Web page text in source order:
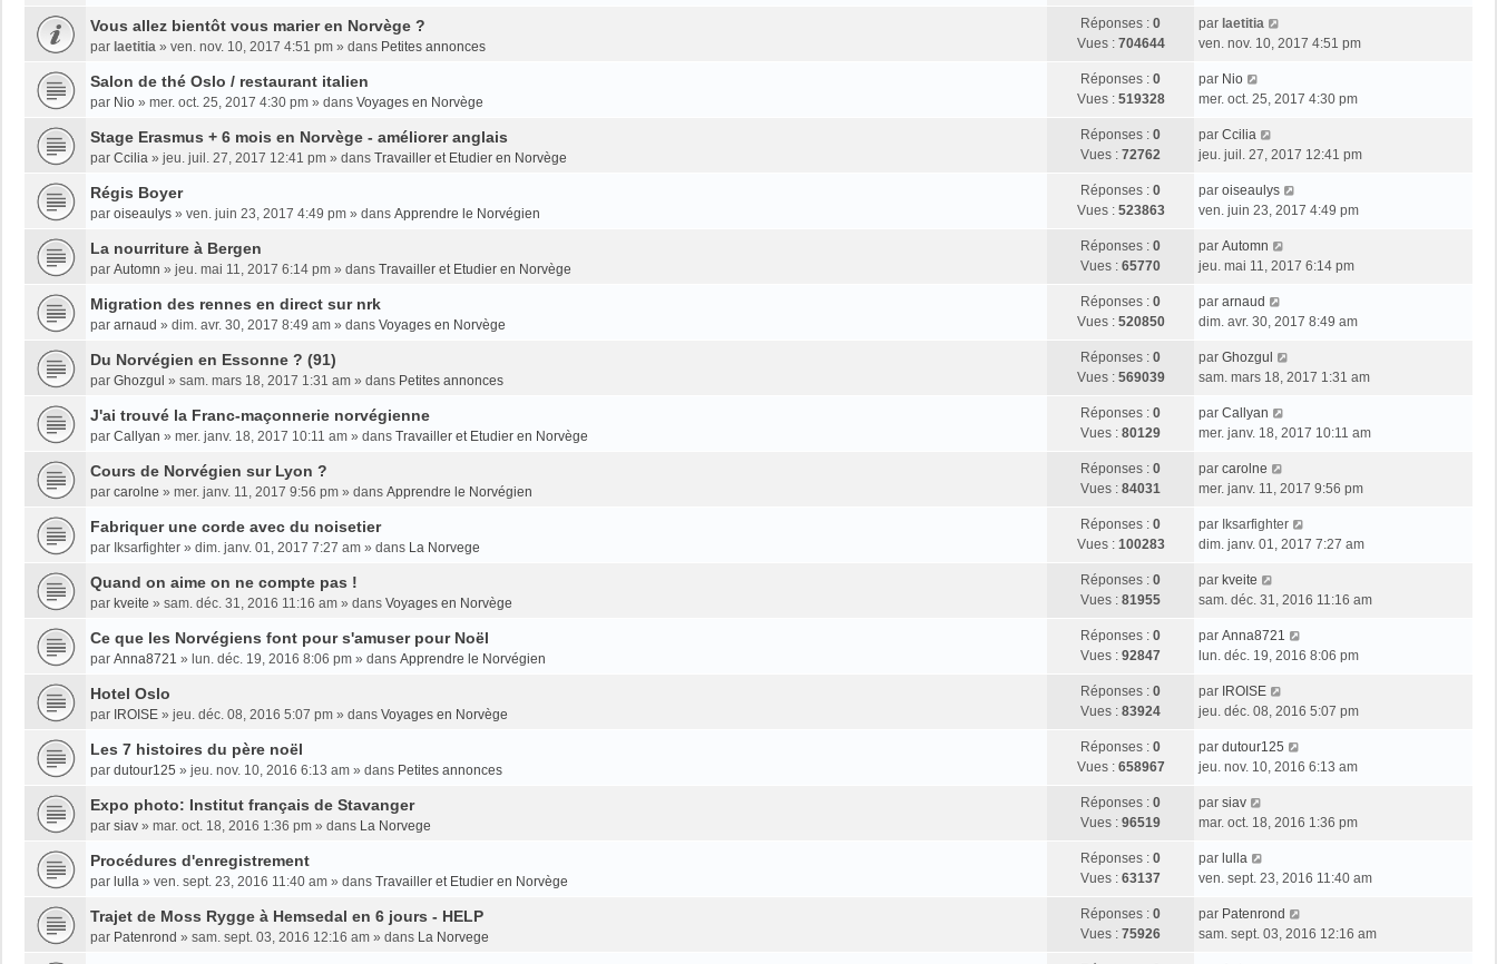
Vous allez bientôt vous marier en Norvège ?
par laetitia » ven. nov. 10, 2017 4:51 pm » dans Petites annonces
Réponses : 0
Vues : 704644
par laetitia
ven. nov. 10, 2017 4:51 pm
Salon de thé Oslo / restaurant italien
par Nio » mer. oct. 25, 2017 4:30 pm » dans Voyages en Norvège
Réponses : 0
Vues : 519328
par Nio
mer. oct. 25, 2017 4:30 pm
Stage Erasmus + 6 mois en Norvège - améliorer anglais
par Ccilia » jeu. juil. 27, 2017 12:41 pm » dans Travailler et Etudier en Norvège
Réponses : 0
Vues : 72762
par Ccilia
jeu. juil. 27, 2017 12:41 pm
Régis Boyer
par oiseaulys » ven. juin 23, 2017 4:49 pm » dans Apprendre le Norvégien
Réponses : 0
Vues : 523863
par oiseaulys
ven. juin 23, 2017 4:49 pm
La nourriture à Bergen
par Automn » jeu. mai 11, 2017 6:14 pm » dans Travailler et Etudier en Norvège
Réponses : 0
Vues : 65770
par Automn
jeu. mai 11, 2017 6:14 pm
Migration des rennes en direct sur nrk
par arnaud » dim. avr. 30, 2017 8:49 am » dans Voyages en Norvège
Réponses : 0
Vues : 520850
par arnaud
dim. avr. 30, 2017 8:49 am
Du Norvégien en Essonne ? (91)
par Ghozgul » sam. mars 18, 2017 1:31 am » dans Petites annonces
Réponses : 0
Vues : 569039
par Ghozgul
sam. mars 18, 2017 1:31 am
J'ai trouvé la Franc-maçonnerie norvégienne
par Callyan » mer. janv. 18, 2017 10:11 am » dans Travailler et Etudier en Norvège
Réponses : 0
Vues : 80129
par Callyan
mer. janv. 18, 2017 10:11 am
Cours de Norvégien sur Lyon ?
par carolne » mer. janv. 11, 2017 9:56 pm » dans Apprendre le Norvégien
Réponses : 0
Vues : 84031
par carolne
mer. janv. 11, 2017 9:56 pm
Fabriquer une corde avec du noisetier
par Iksarfighter » dim. janv. 01, 2017 7:27 am » dans La Norvege
Réponses : 0
Vues : 100283
par Iksarfighter
dim. janv. 01, 2017 7:27 am
Quand on aime on ne compte pas !
par kveite » sam. déc. 31, 2016 11:16 am » dans Voyages en Norvège
Réponses : 0
Vues : 81955
par kveite
sam. déc. 31, 2016 11:16 am
Ce que les Norvégiens font pour s'amuser pour Noël
par Anna8721 » lun. déc. 19, 2016 8:06 pm » dans Apprendre le Norvégien
Réponses : 0
Vues : 92847
par Anna8721
lun. déc. 19, 2016 8:06 pm
Hotel Oslo
par IROISE » jeu. déc. 08, 2016 5:07 pm » dans Voyages en Norvège
Réponses : 0
Vues : 83924
par IROISE
jeu. déc. 08, 2016 5:07 pm
Les 7 histoires du père noël
par dutour125 » jeu. nov. 10, 2016 6:13 am » dans Petites annonces
Réponses : 0
Vues : 658967
par dutour125
jeu. nov. 10, 2016 6:13 am
Expo photo: Institut français de Stavanger
par siav » mar. oct. 18, 2016 1:36 pm » dans La Norvege
Réponses : 0
Vues : 96519
par siav
mar. oct. 18, 2016 1:36 pm
Procédures d'enregistrement
par lulla » ven. sept. 23, 2016 11:40 am » dans Travailler et Etudier en Norvège
Réponses : 0
Vues : 63137
par lulla
ven. sept. 23, 2016 11:40 am
Trajet de Moss Rygge à Hemsedal en 6 jours - HELP
par Patenrond » sam. sept. 03, 2016 12:16 am » dans La Norvege
Réponses : 0
Vues : 75926
par Patenrond
sam. sept. 03, 2016 12:16 am